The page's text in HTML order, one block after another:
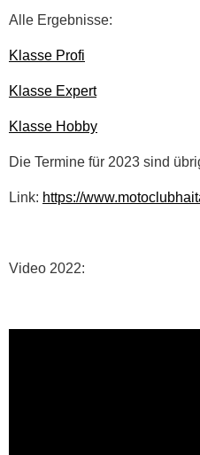
Alle Ergebnisse:
Klasse Profi
Klasse Expert
Klasse Hobby
Die Termine für 2023 sind
Link: https://
Video 2022: